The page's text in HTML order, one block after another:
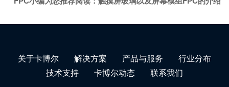
关于卡博尔 解决方案 产品与服务
行业分布
技术支持
卡博尔动态 联系我们